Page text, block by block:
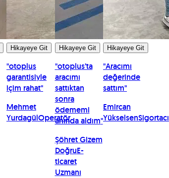
Hikayeye Git
"otoplus
garantisiyle
içim rahat"
Mehmet
YurdagülOperatör
Hikayeye Git
"otoplus’ta
aracımı
sattıktan
sonra
ödememi
anında aldım"
Şöhret Gizem
DoğruE-
ticaret
Uzmanı
Hikayeye Git
"Aracımı
değerinde
sattım"
Emircan
YükselsenSigortacı